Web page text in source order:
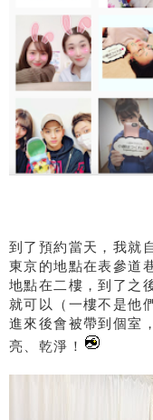
到了預約當天，我就
東京的地點在表參道
地點在二樓，到了之
就可以（一樓不是他
進來後會被帶到個室
亮、乾淨！